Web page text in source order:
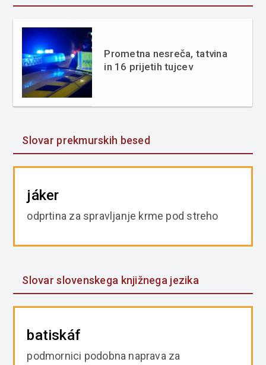
Prometna nesreča, tatvina
in 16 prijetih tujcev
Slovar prekmurskih besed
jáker
odprtina za spravljanje krme pod streho
Slovar slovenskega knjižnega jezika
batiskáf
podmornici podobna naprava za